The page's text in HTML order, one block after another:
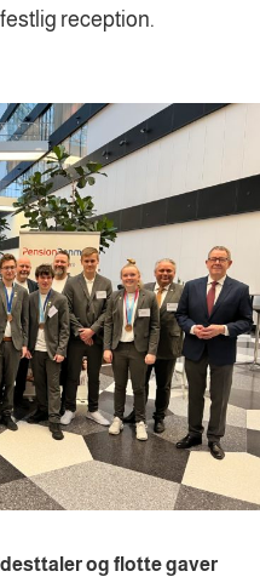
reception.
og flotte gaver